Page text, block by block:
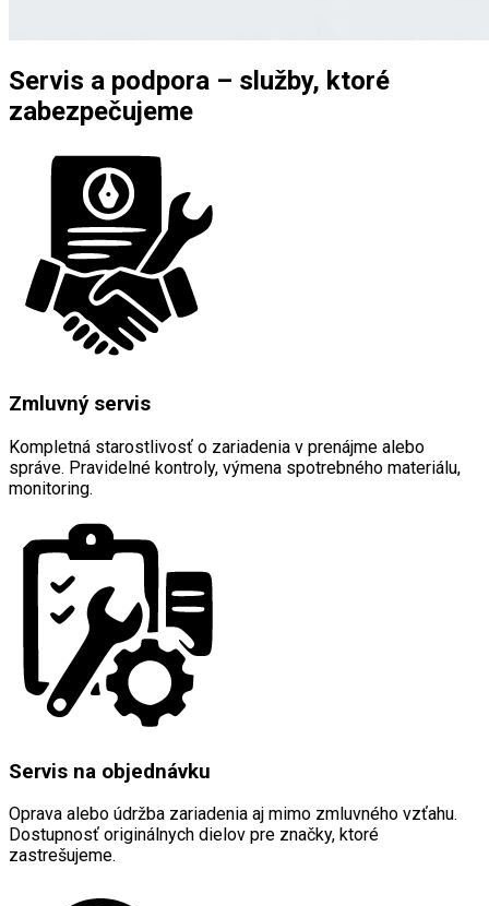
Servis a podpora – služby, ktoré
zabezpečujeme
Zmluvný servis
Kompletná starostlivosť o zariadenia v prenájme alebo
správe. Pravidelné kontroly, výmena spotrebného materiálu,
monitoring.
Servis na objednávku
Oprava alebo údržba zariadenia aj mimo zmluvného vzťahu.
Dostupnosť originálnych dielov pre značky, ktoré
zastrešujeme.